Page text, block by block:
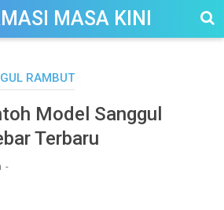
MASA KINI
RAMBUT
Model Sanggul
Terbaru